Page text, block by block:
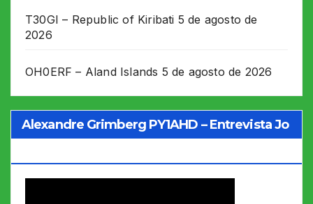
T30GI – Republic of Kiribati 5 de agosto de
2026
OH0ERF – Aland Islands 5 de agosto de 2026
Alexandre Grimberg PY1AHD – Entrevista Jo